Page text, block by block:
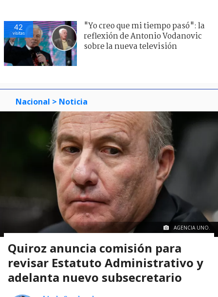
42
visitas
"Yo creo que mi tiempo pasó": la
reflexión de Antonio Vodanovic
sobre la nueva televisión
Nacional > Noticia
AGENCIA UNO.
Quiroz anuncia comisión para
revisar Estatuto Administrativo y
adelanta nuevo subsecretario